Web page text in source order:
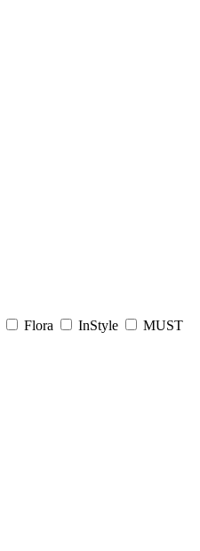
Flora InStyle
MUST